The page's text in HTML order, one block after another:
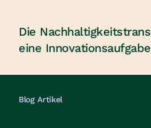
Die
eine Innovationsaufgabe
Blog Artikel